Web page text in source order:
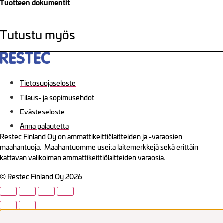
Tuotteen dokumentit
Tutustu myös
Tietosuojaseloste
Tilaus- ja sopimusehdot
Evästeseloste
Anna palautetta
Restec Finland Oy on ammattikeittiölaitteiden ja -varaosien
maahantuoja. Maahantuomme useita laitemerkkejä sekä erittäin
kattavan valikoiman ammattikeittiölaitteiden varaosia.
© Restec Finland Oy 2026